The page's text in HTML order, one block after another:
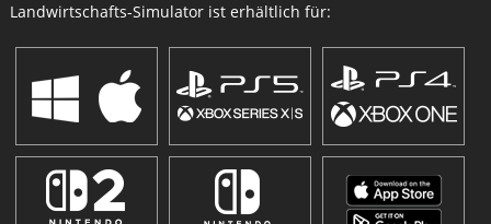
Landwirtschafts-Simulator ist erhältlich für: